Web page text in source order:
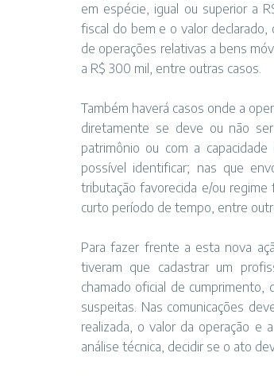
em espécie, igual ou superior a
fiscal do bem e o valor
de operações relativas a bens
a R$ 300 mil, entre outras casos.
Também haverá casos onde a
diretamente se deve ou não
patrimônio ou com a
possível identificar; nas que
tributação favorecida e/ou
curto período de tempo, entre
Para fazer frente a esta nova
tiveram que cadastrar um
chamado oficial de cumprimento,
suspeitas. Nas comunicações
realizada, o valor da operação e
análise técnica, decidir se o ato